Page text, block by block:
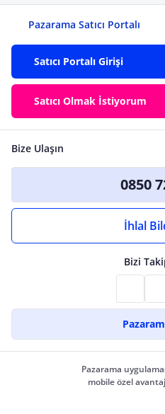
Pazarama Satıcı Portalı
Satıcı Portalı Girişi
Satıcı Olmak İstiyorum
Bize Ulaşın
0850
İhlal
Bizi
Pazarama
mobile özel